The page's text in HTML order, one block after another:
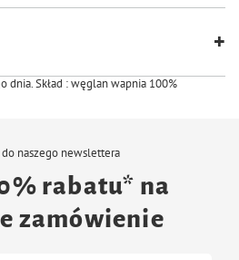
dnia. Skład : węglan wapnia 100%
do naszego newslettera
rabatu* na
zamówienie